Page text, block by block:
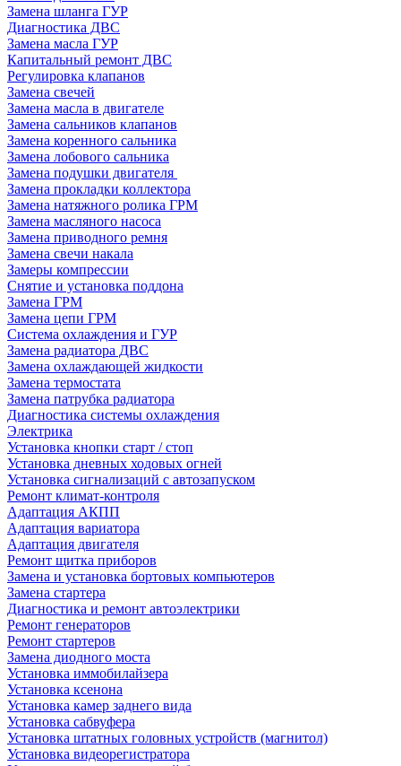
Замена шланга ГУР
Диагностика ДВС
Замена масла ГУР
Капитальный ремонт ДВС
Регулировка клапанов
Замена свечей
Замена масла в двигателе
Замена сальников клапанов
Замена коренного сальника
Замена лобового сальника
Замена подушки двигателя
Замена прокладки коллектора
Замена натяжного ролика ГРМ
Замена масляного насоса
Замена приводного ремня
Замена свечи накала
Замеры компрессии
Снятие и установка поддона
Замена ГРМ
Замена цепи ГРМ
Система охлаждения и ГУР
Замена радиатора ДВС
Замена охлаждающей жидкости
Замена термостата
Замена патрубка радиатора
Диагностика системы охлаждения
Электрика
Установка кнопки старт / стоп
Установка дневных ходовых огней
Установка сигнализаций с автозапуском
Ремонт климат-контроля
Адаптация АКПП
Адаптация вариатора
Адаптация двигателя
Ремонт щитка приборов
Замена и установка бортовых компьютеров
Замена стартера
Диагностика и ремонт автоэлектрики
Ремонт генераторов
Ремонт стартеров
Замена диодного моста
Установка иммобилайзера
Установка ксенона
Установка камер заднего вида
Установка сабвуфера
Установка штатных головных устройств (магнитол)
Установка видеорегистратора